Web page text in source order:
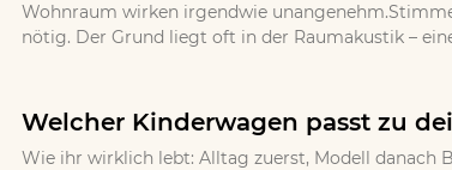
Wohnraum wirken irgendwie
nötig. Der Grund liegt oft in der Raumakustik –
Welcher Kinderwagen passt zu
Wie ihr wirklich lebt: Alltag zuerst, Modell danach